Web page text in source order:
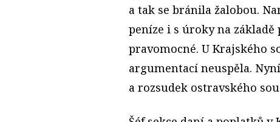
a tak se bránila žalobou.
peníze i s úroky na
pravomocné. U Krajského
argumentací neuspěla.
a rozsudek ostravského